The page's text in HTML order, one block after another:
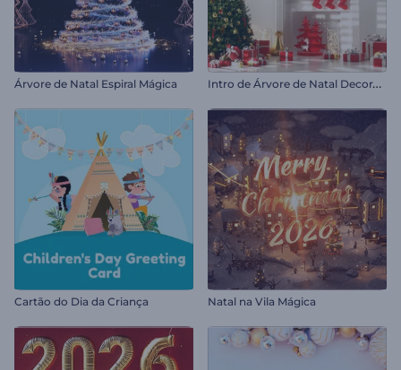
Árvore de Natal Espiral Mágica I
ntro de Árvore de Natal Decorada
Cartão do Dia da Criança Natal na Vila Mágica